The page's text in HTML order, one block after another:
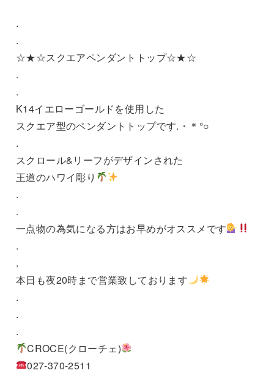
.
.
☆★☆スクエアペンダントトップ☆★☆
.
.
K14イエローゴールドを使用した
スクエア型のペンダントトップです.・＊°○
.
スクロール&リーフがデザインされた
王道のハワイ彫り
.
.
一点物の為気になる方はお早めがオススメです
.
.
本日も夜20時まで営業致しております
.
.
.
CROCE(クローチェ)
027-370-2511